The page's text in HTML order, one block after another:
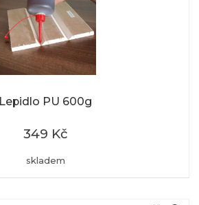
Lepidlo PU 600g
skladem
349 Kč